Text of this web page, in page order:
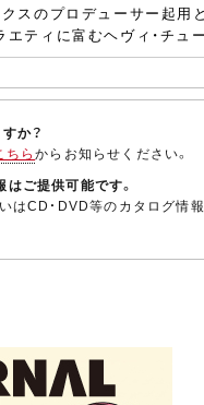
スのプロデューサー起用
エティに富むヘヴィ・チュ
か？
ちらからお知らせください。
ご提供可能です。
CD・DVD等のカタログ情報